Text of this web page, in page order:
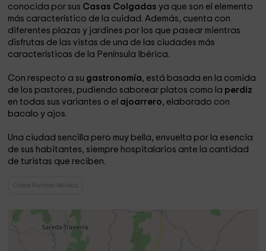
conocida por sus Casas Colgadas ya que son el elemento
más característico de la cuidad. Además, cuenta con
diferentes plazas y jardines por los que pasear mientras
disfrutas de las vistas de una de las ciudades más
características de la Península Ibérica.
Con respecto a su gastronomía, está basada en la comida
de los pastores, pudiendo saborear platos como la perdiz
en todas sus variantes o el ajoarrero, elaborado con
bacalo y ajos.
Una ciudad sencilla pero muy bella, envuelta por la esencia
de sus habitantes, siempre hospitalarios ante la cantidad
de turistas que reciben.
Casas Rurales Vellisca